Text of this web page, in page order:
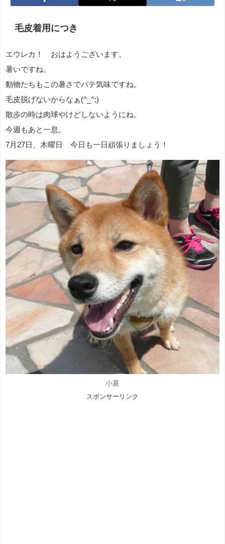
毛皮着用につき
エウレカ！ おはようございます。
暑いですね。
動物たちもこの暑さでバテ気味ですね。
毛皮脱げないからなぁ(^_^;)
散歩の時は肉球やけどしないようにね。
今週もあと一息。
7月27日、木曜日 今日も一日頑張りましょう！
小夏
スポンサーリンク